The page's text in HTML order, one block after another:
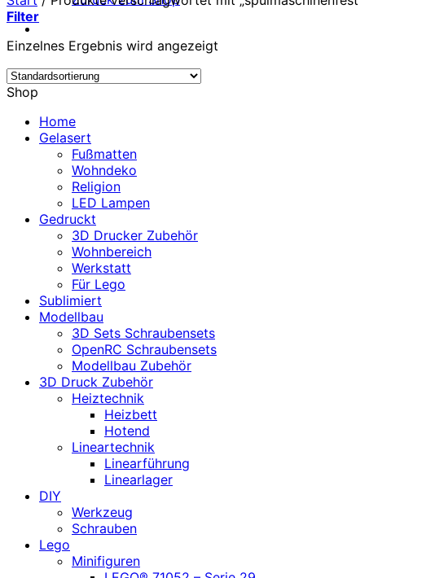
Filter
Einzelnes Ergebnis wird angezeigt
Shop
Home
Gelasert
Fußmatten
Wohndeko
Religion
LED Lampen
Gedruckt
3D Drucker Zubehör
Wohnbereich
Werkstatt
Für Lego
Sublimiert
Modellbau
3D Sets Schraubensets
OpenRC Schraubensets
Modellbau Zubehör
3D Druck Zubehör
Heiztechnik
Heizbett
Hotend
Lineartechnik
Linearführung
Linearlager
DIY
Werkzeug
Schrauben
Lego
Minifiguren